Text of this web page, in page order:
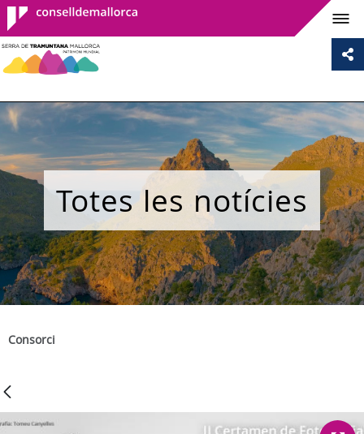
Consell de
Mallorca
Totes les notícies
Consorci